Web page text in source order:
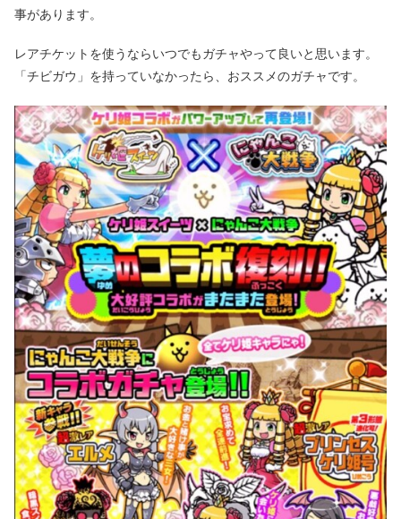
事があります。
レアチケットを使うならいつでもガチャやって良いと思います。
「チビガウ」を持っていなかったら、おススメのガチャです。